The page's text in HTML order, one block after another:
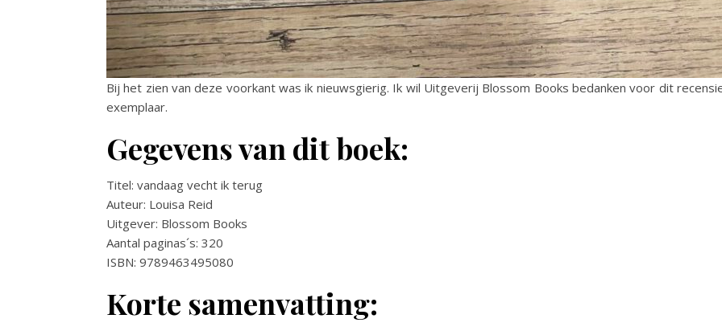
Bij het zien van deze voorkant was ik nieuwsgierig. Ik wil Uitgeverij Blossom Books bedanken voor dit
exemplaar.
Gegevens van dit boek:
Titel: vandaag vecht ik terug
Auteur: Louisa Reid
Uitgever: Blossom Books
Aantal paginas´s: 320
ISBN: 9789463495080
Korte samenvatting: